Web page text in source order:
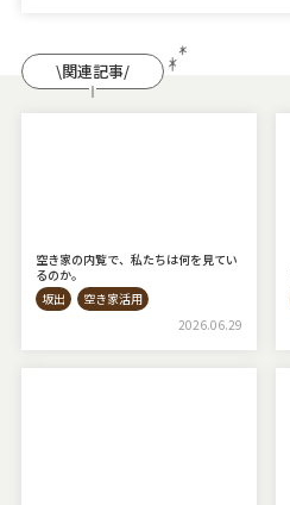
\関連記事/
空き家の内覧で、私たちは何を見てい
るのか。
坂出
空き家活用
2026.06.29